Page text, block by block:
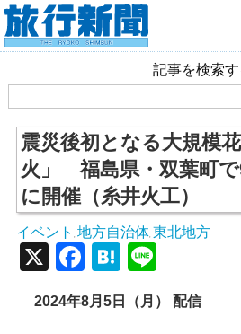
記事を検索す
震災後初となる大規模
火」 福島県・双葉町で
に開催（糸井火工）
イベント 地方自治体, 東北地方
X Facebook
Hatena
2024年8月5日（月） 配信